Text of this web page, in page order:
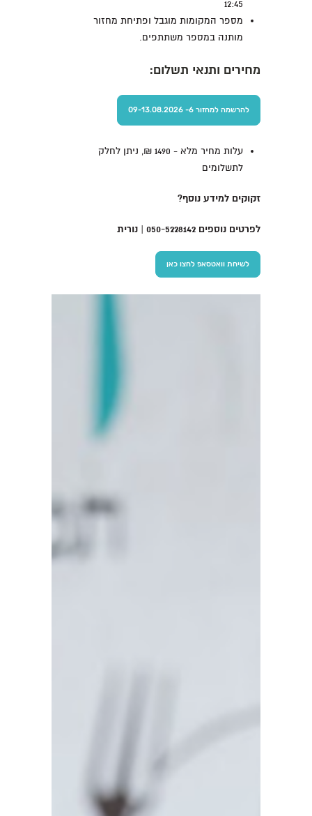
12:45
מספר המקומות מוגבל ופתיחת מחזור
מותנה במספר משתתפים.
מחירים ותנאי תשלום:
להרשמה למחזור 6- 09-13.08.2026
עלות מחיר מלא - 1490 ₪, ניתן לחלק
לתשלומים
זקוקים למידע נוסף?
לפרטים נוספים 050-5228142 | נורית
לשיחת וואטסאפ לחצו כאן